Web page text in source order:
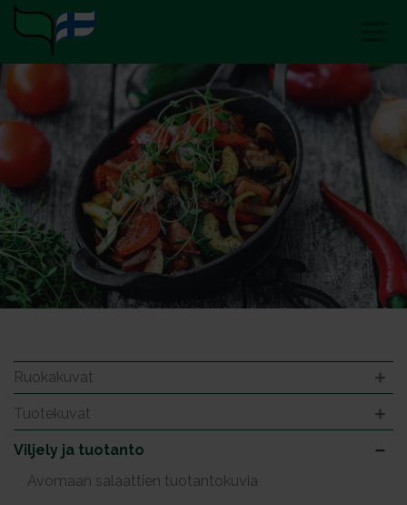
Ruokakuvat
Tuotekuvat
Viljely ja tuotanto
Avomaan salaattien tuotantokuvia